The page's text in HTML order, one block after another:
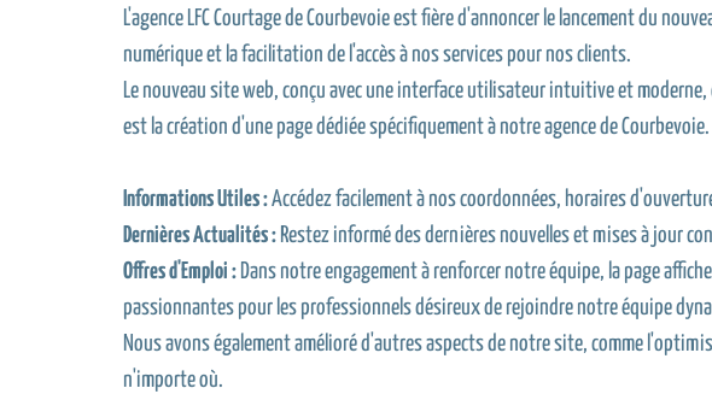
L'agence LFC Courtage de Courbevoie est fière d'annoncer le lancement du
numérique et la facilitation de l'accès à nos services pour nos clients.
Le nouveau site web, conçu avec une interface utilisateur intuitive et
est la création d'une page dédiée spécifiquement à notre agence de
Informations Utiles :Accédez facilement à nos coordonnées, horaires
Dernières Actualités : Restez informé des dernières nouvelles et mises à jour
Offres d'Emploi : Dans notre engagement à renforcer notre équipe, la page
passionnantes pour les professionnels désireux de rejoindre notre équipe
Nous avons également amélioré d'autres aspects de notre site, comme
n'importe où.